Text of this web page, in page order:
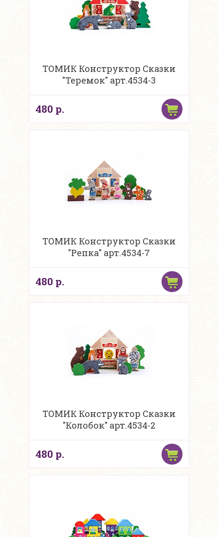
ТОМИК Конструктор Сказки
"Теремок" арт.4534-3
480 р.
ТОМИК Конструктор Сказки
"Репка" арт.4534-7
480 р.
ТОМИК Конструктор Сказки
"Колобок" арт.4534-2
480 р.